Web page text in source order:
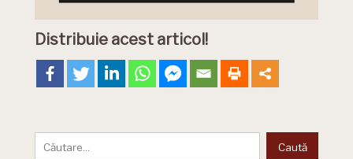
Distribuie acest articol!